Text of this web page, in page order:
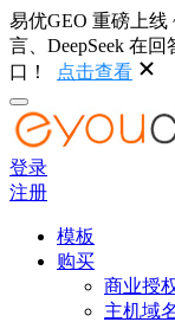
易优GEO 重磅上线
言、DeepSeek 在
口！
点击查看
登录
注册
模板
购买
商业授
主机域